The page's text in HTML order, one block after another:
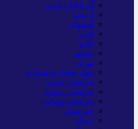
آذربایجان غربی
اردبیل
اصفهان
البرز
ایلام
بوشهر
تهران
چهار محال و بختیاری
خراسان جنوبی
خراسان رضوی
خراسان شمالی
خوزستان
زنجان